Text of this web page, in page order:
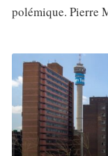
polémique. Pierre